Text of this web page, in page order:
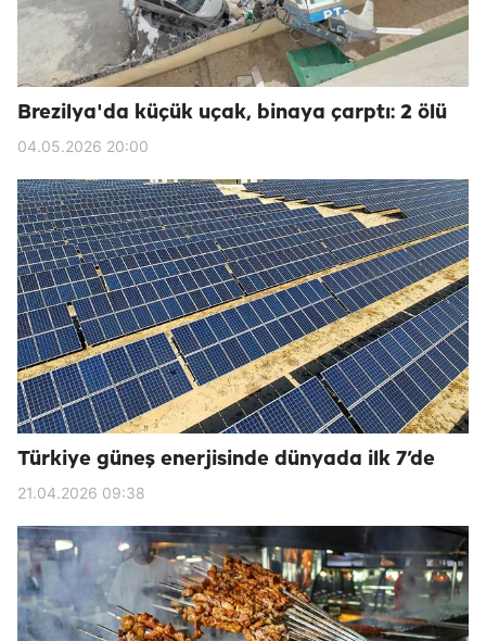
Brezilya'da küçük uçak, binaya çarptı: 2 ölü
04.05.2026 20:00
Türkiye güneş enerjisinde dünyada ilk 7’de
21.04.2026 09:38